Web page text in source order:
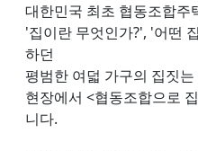
대한민국 최초 협동조합주
'집이란 무엇인가?', '어떤
하던
평범한 여덟 가구의 집짓
현장에서 <협동조합으로
니다.